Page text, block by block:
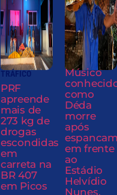
TRÁFICO
PRF
apreende
mais de
273 kg de
drogas
escondidas
em
carreta na
BR 407
em Picos
Músico
como
Déda
morre
após
em frente
ao
Estádio
Helvídio
Nunes,